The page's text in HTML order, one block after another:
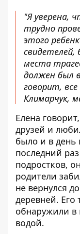
"Я уверена,
трудно
этого
места
должен был
говорит,
Климарчук,
Елена
друзей и
было и в день
последний
подростков,
родители
не вернулся
деревней. Его
обнаружили в
водой.